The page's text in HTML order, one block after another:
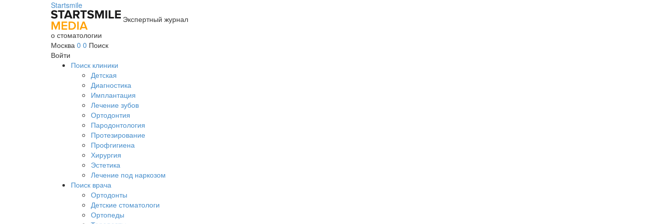
Startsmile
Экспертный журнал
о стоматологии
Москва 0 0 Поиск
Войти
Поиск клиники
Детская
Диагностика
Имплантация
Лечение зубов
Ортодонтия
Пародонтология
Протезирование
Профгигиена
Хирургия
Эстетика
Лечение под наркозом
Поиск врача
Ортодонты
Детские стоматологи
Ортопеды